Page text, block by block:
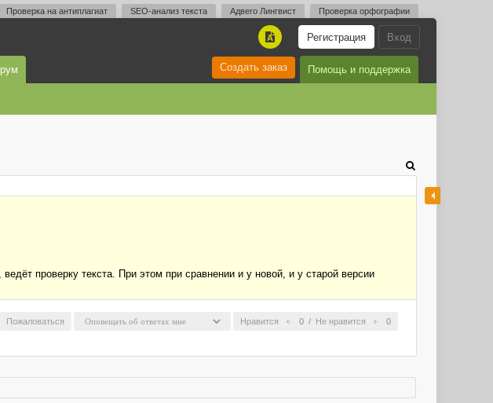
Проверка на антиплагиат SEO-анализ текста Адвего Лингвист Проверка орфографии
Вход
Регистрация
A
Помощь и поддержка
Создать заказ
проверку текста. При этом при сравнении и у новой, и у старой версии
Нравится 0 / Не нравится 0
Пожаловаться